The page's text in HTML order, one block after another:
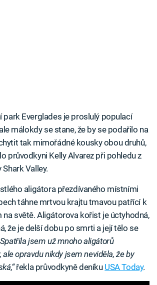
park Everglades je proslulý populací
málokdy se stane, že by se podařilo na
tak mimořádné kousky obou druhů,
průvodkyni Kelly Alvarez při pohledu z
Valley.
aligátora přezdívaného místními
táhne mrtvou krajtu tmavou patřící k
na světě. Aligátorova kořist je úctyhodná,
že je delší dobu po smrti a její tělo se
jsem už mnoho aligátorů
opravdu nikdy jsem neviděla, že by
řekla průvodkyně deníku USA Today.